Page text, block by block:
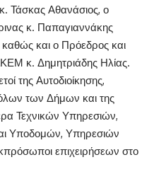
Τάσκας Αθανάσιος, ο
κ. Παπαγιαννάκης
και ο Πρόεδρος και
κ. Δημητριάδης Ηλίας.
της Αυτοδιοίκησης,
των Δήμων και της
Τεχνικών Υπηρεσιών,
Υποδομών, Υπηρεσιών
επιχειρήσεων στο